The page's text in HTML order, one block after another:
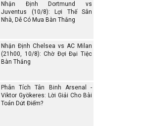
Nhận Định Dortmund vs
Juventus (10/8): Lợi Thế Sân
Nhà, Dễ Có Mưa Bàn Thắng
Nhận Định Chelsea vs AC Milan
(21h00, 10/8): Chờ Đợi Đại Tiệc
Bàn Thắng
Phân Tích Tân Binh Arsenal -
Viktor Gyökeres: Lời Giải Cho Bài
Toán Dứt Điểm?